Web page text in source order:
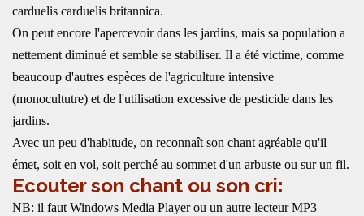
carduelis carduelis britannica.
On peut encore l'apercevoir dans les jardins, mais sa population a
nettement diminué et semble se stabiliser. Il a été victime, comme
beaucoup d'autres espèces de l'agriculture intensive
(monocultutre) et de l'utilisation excessive de pesticide dans les
jardins.
Avec un peu d'habitude, on reconnaît son chant agréable qu'il
émet, soit en vol, soit perché au sommet d'un arbuste ou sur un fil.
Ecouter son chant ou son cri:
NB: il faut Windows Media Player ou un autre lecteur MP3